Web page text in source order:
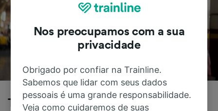
Torino Porta Nuova para Firenze
Nos preocupamos com a sua
privacidade
Obrigado por confiar na Trainline.
Sabemos que lidar com seus dados
pessoais é uma grande responsabilidade.
Veja como cuidaremos de suas